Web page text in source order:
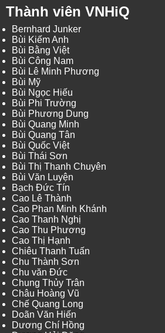
Thành viên VNHiQ
Bernhard Junker
Bùi Kiếm Anh
Bùi Bằng Việt
Bùi Công Nam
Bùi Lê Minh Phương
Bùi Mỹ
Bùi Ngọc Hiếu
Bùi Phi Trường
Bùi Phương Dung
Bùi Quang Minh
Bùi Quang Tân
Bùi Quốc Việt
Bùi Thái Sơn
Bùi Thị Thanh Chuyên
Bùi Văn Luyện
Bạch Đức Tín
Cao Lê Thành
Cao Phan Minh Khánh
Cao Thanh Nghị
Cao Thu Phương
Cao Thị Hạnh
Chiêu Thanh Tuấn
Chu Thành Sơn
Chu văn Đức
Chung Thủy Trân
Châu Hoàng Vũ
Chế Quang Long
Doãn Văn Hiến
Dương Chí Hồng